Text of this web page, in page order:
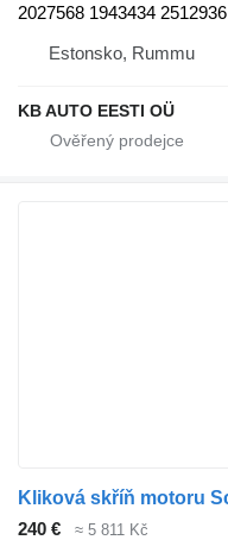
2027568 1943434 2512936
Estonsko, Rummu
KB AUTO EESTI OÜ
240 € ≈ 5 811 Kč